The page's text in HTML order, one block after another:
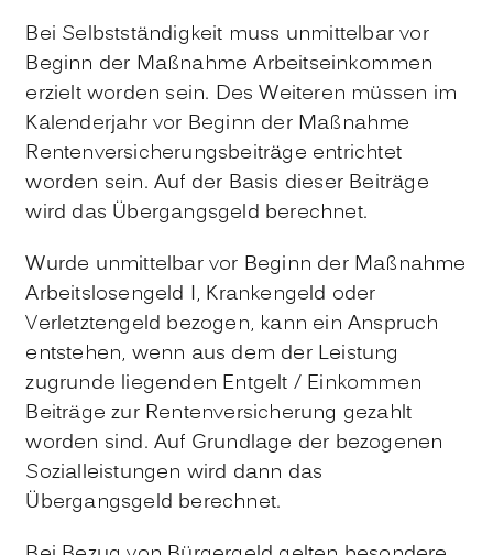
Bei Selbstständigkeit muss unmittelbar vor
Beginn der Maßnahme Arbeitseinkommen
erzielt worden sein. Des Weiteren müssen im
Kalenderjahr vor Beginn der Maßnahme
Rentenversicherungsbeiträge entrichtet
worden sein. Auf der Basis dieser Beiträge
wird das Übergangsgeld berechnet.
Wurde unmittelbar vor Beginn der Maßnahme
Arbeitslosengeld I, Krankengeld oder
Verletztengeld bezogen, kann ein Anspruch
entstehen, wenn aus dem der Leistung
zugrunde liegenden Entgelt / Einkommen
Beiträge zur Rentenversicherung gezahlt
worden sind. Auf Grundlage der bezogenen
Sozialleistungen wird dann das
Übergangsgeld berechnet.